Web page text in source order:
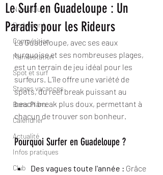
News Club
Bodyboard
Compétition
Manifestation
Spot et surf
Stages vacances
Bons Plans
Calendrier
Actualité
Infos pratiques
Club
Le Surf en Guadeloupe : Un
Paradis pour les Rideurs
La Guadeloupe, avec ses eaux
turquoise et ses nombreuses plages,
est un terrain de jeu idéal pour les
surfeurs. L'île offre une variété de
spots, du reef break puissant au
beach break plus doux, permettant à
chacun de trouver son bonheur.
Pourquoi Surfer en Guadeloupe ?
Des vagues toute l'année : Grâce